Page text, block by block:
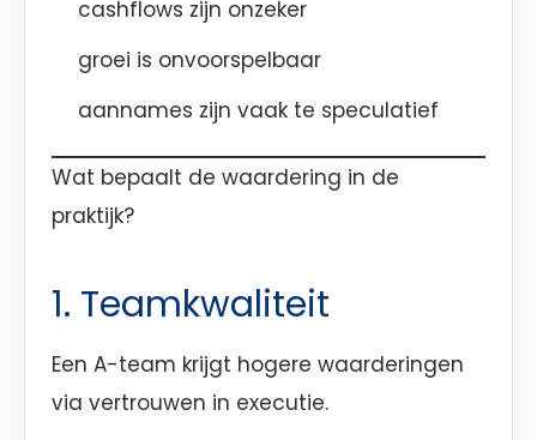
cashflows zijn onzeker
groei is onvoorspelbaar
aannames zijn vaak te speculatief
Wat bepaalt de waardering in de
praktijk?
1. Teamkwaliteit
Een A-team krijgt hogere waarderingen
via vertrouwen in executie.